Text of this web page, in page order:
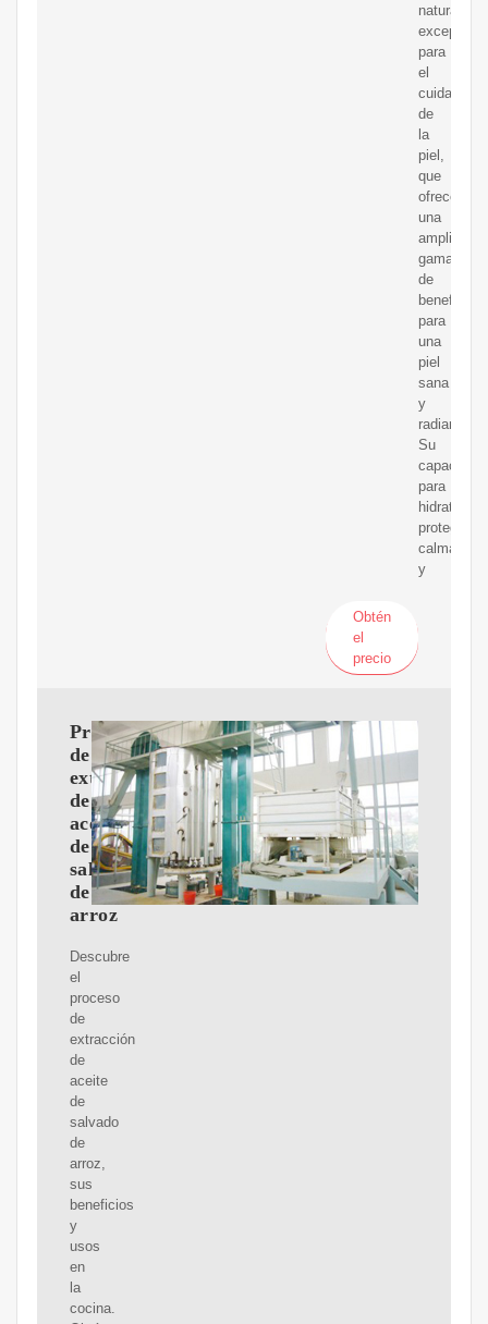
natural
para
el
cuidado
de
la
piel,
que
ofrece
una
amplia
gama
de
beneficios
para
una
piel
sana
y
radiante.
Su
capacidad
para
hidratar,
proteger,
calmar
y
Obtén
el
precio
Proceso
de
extracción
de
aceite
de
salvado
de
arroz
Descubre
el
proceso
de
extracción
de
aceite
de
salvado
de
arroz,
sus
beneficios
y
usos
en
la
cocina.